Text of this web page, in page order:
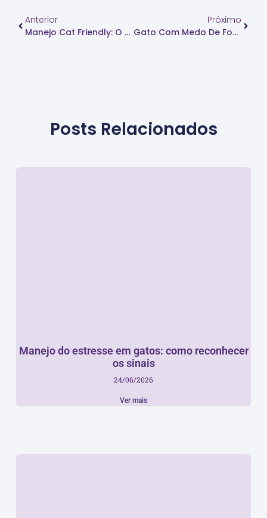
Anterior
Manejo Cat Friendly: O Que É E Quais Os Benefícios Para O Seu Gato?
Próximo
Gato Com Medo De Fogos? Veja Como Ajudar Seu Pet Nas Festas De Fim De Ano
Posts Relacionados
Manejo do estresse em gatos: como reconhecer
os sinais
24/06/2026
Ver mais